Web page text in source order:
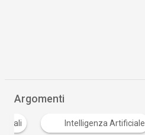
Argomenti
Intelligenza Artificiale